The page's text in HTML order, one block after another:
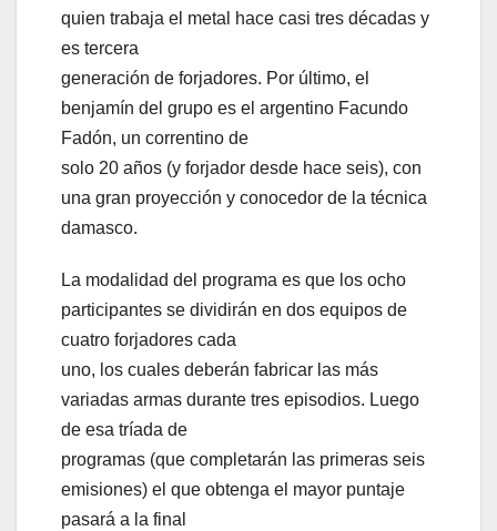
quien trabaja el metal hace casi tres décadas y
es tercera
generación de forjadores. Por último, el
benjamín del grupo es el argentino Facundo
Fadón, un correntino de
solo 20 años (y forjador desde hace seis), con
una gran proyección y conocedor de la técnica
damasco.
La modalidad del programa es que los ocho
participantes se dividirán en dos equipos de
cuatro forjadores cada
uno, los cuales deberán fabricar las más
variadas armas durante tres episodios. Luego
de esa tríada de
programas (que completarán las primeras seis
emisiones) el que obtenga el mayor puntaje
pasará a la final